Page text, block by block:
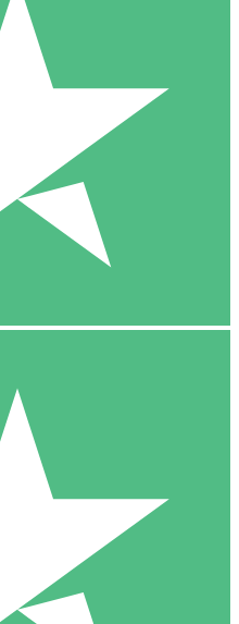
Geen maandelijkse
1000
20 00